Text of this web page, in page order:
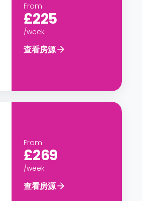
From
£225
/week
查看房源
From
£269
/week
查看房源